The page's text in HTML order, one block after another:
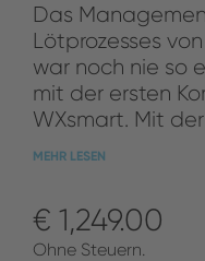
Das
Lötprozesses
war noch nie so
mit der ersten
WXsmart. Mit
MEHR LESEN
€ 1,249.00
Ohne Steuern.